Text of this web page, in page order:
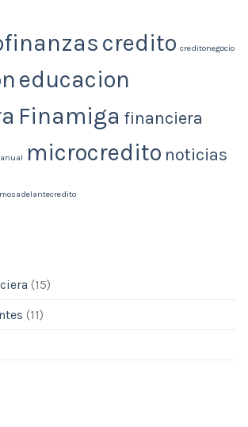
credito creditonegocio
educacion
Finamiga financiera
microcredito noticias
(15)
(11)